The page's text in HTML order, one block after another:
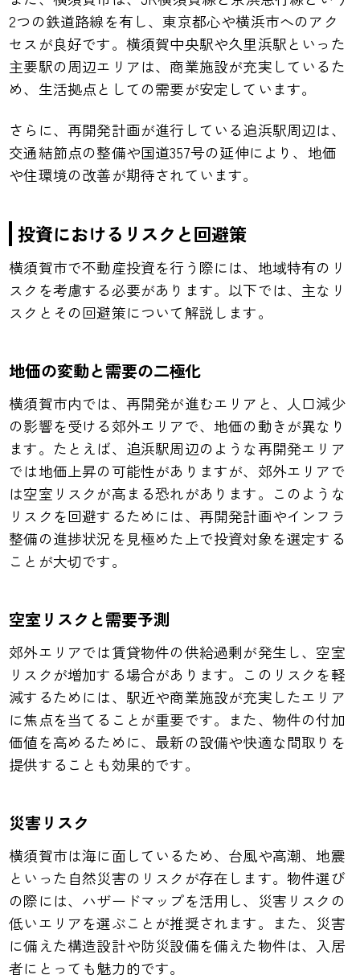
2つの鉄道路線を有し、東京都心や横浜市へのアク
セスが良好です。横須賀中央駅や久里浜駅といった
主要駅の周辺エリアは、商業施設が充実しているた
め、生活拠点としての需要が安定しています。
さらに、再開発計画が進行している追浜駅周辺は、
交通結節点の整備や国道357号の延伸により、地価
や住環境の改善が期待されています。
投資におけるリスクと回避策
横須賀市で不動産投資を行う際には、地域特有のリ
スクを考慮する必要があります。以下では、主なリ
スクとその回避策について解説します。
地価の変動と需要の二極化
横須賀市内では、再開発が進むエリアと、人口減少
の影響を受ける郊外エリアで、地価の動きが異なり
ます。たとえば、追浜駅周辺のような再開発エリア
では地価上昇の可能性がありますが、郊外エリアで
は空室リスクが高まる恐れがあります。このような
リスクを回避するためには、再開発計画やインフラ
整備の進捗状況を見極めた上で投資対象を選定する
ことが大切です。
空室リスクと需要予測
郊外エリアでは賃貸物件の供給過剰が発生し、空室
リスクが増加する場合があります。このリスクを軽
減するためには、駅近や商業施設が充実したエリア
に焦点を当てることが重要です。また、物件の付加
価値を高めるために、最新の設備や快適な間取りを
提供することも効果的です。
災害リスク
横須賀市は海に面しているため、台風や高潮、地震
といった自然災害のリスクが存在します。物件選び
の際には、ハザードマップを活用し、災害リスクの
低いエリアを選ぶことが推奨されます。また、災害
に備えた構造設計や防災設備を備えた物件は、入居
者にとっても魅力的です。